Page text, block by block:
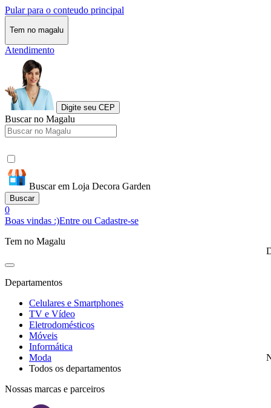
Pular para o conteudo principal
Tem no magalu
Atendimento
Digite seu CEP
Buscar no Magalu
Buscar em Loja Decora Garden
Buscar
0
Boas vindas :)Entre ou Cadastre-se
Tem no Magalu
Departamentos
Celulares e Smartphones
TV e Vídeo
Eletrodomésticos
Móveis
Informática
Moda
Todos os departamentos
Nossas marcas e parceiros